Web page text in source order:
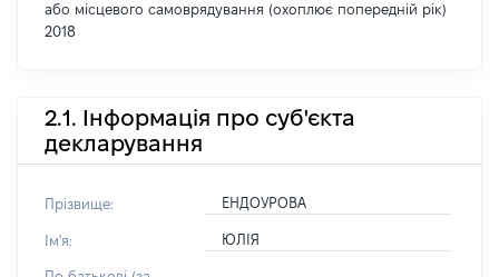
або місцевого самоврядування (охоплює попередній рік)
2018
2.1. Інформація про суб'єкта
декларування
Прізвище: ЕНДОУРОВА
Ім'я: ЮЛІЯ